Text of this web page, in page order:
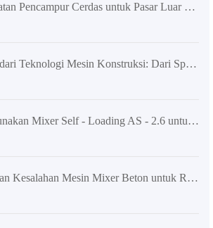
Rekomendasi Peralatan Pencampur Cerdas untuk Pasar Luar Negeri: Pilihan Efisien untuk Memastikan Keamanan Struktur Beton
Keuntungan Nyata dari Teknologi Mesin Konstruksi: Dari Spesifikasi ke Manfaat Nyata
Bagaimana Menggunakan Mixer Self - Loading AS - 2.6 untuk Pengecoran Beton Cepat di Lokasi Konstruksi Kompleks?
Panduan Pemeriksaan Kesalahan Mesin Mixer Beton untuk Rumah Tahunan di Pedesaan: Hemat Waktu dan Tidak Mengganggu Proyek